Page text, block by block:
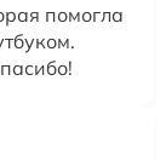
помогла